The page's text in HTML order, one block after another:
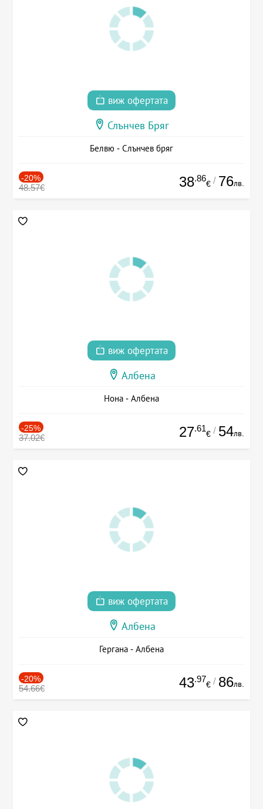
виж офертата
Слънчев Бряг
Белвю - Слънчев бряг
-20%
48.57€ 38.86
€ / 76лв.
виж офертата
Албена
Нона - Албена
-25%
37.02€ 27.61
€ / 54лв.
виж офертата
Албена
Гергана - Албена
-20%
54.66€ 43.97
€ / 86лв.